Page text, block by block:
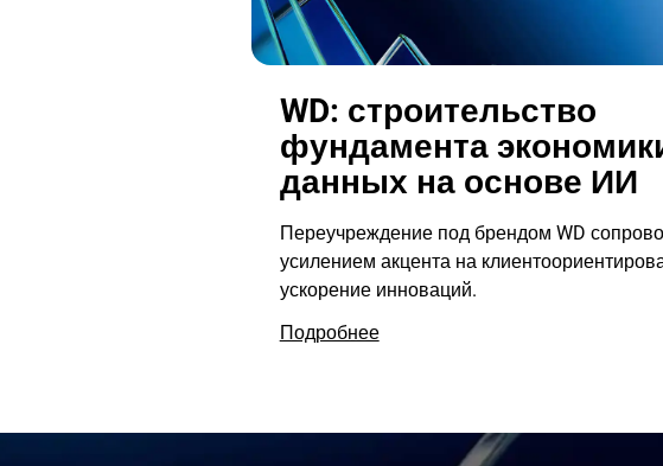
WD: строительство
фундамента
данных на основе ИИ
Переучреждение под брендом WD
усилением акцента на
ускорение инноваций.
Подробнее